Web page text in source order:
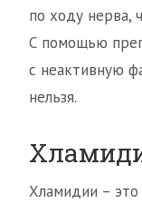
по ходу нерва,
С помощью
с неактивную
нельзя.
Хламидии – это